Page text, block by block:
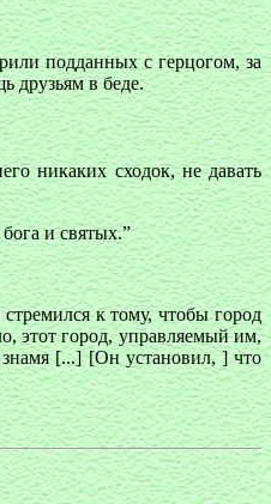
подданных с герцогом, за
друзьям в беде.
никаких сходок, не давать
и святых.”
к тому, чтобы город
этот город, управляемый им,
[...] [Он установил, ] что